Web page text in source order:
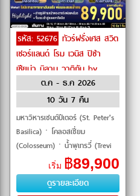
รหัส: 52676 ทัวร์ฝรั่งเศส สวิต
เซอร์แลนด์ โรม เวนิส ปิซ่า
เซียน่า มิลาน วาติกัน by
Emiratesต.ค - ธ.ค 2026
10 วัน 7 คืน
มหาวิหารเซนต์ปีเตอร์ (St. Peter's
Basilica)ㆍโคลอสเซี่ยม
(Colosseum)ㆍน้ำพุเทรวี่ (Trevi
Fountain)ㆍสะพานถอนหายใจ
(Bridge of Sighs)ㆍจัตุรัสซา
นมาร์โค (St.
เริ่ม ฿89,900
ดูรายละเอียด